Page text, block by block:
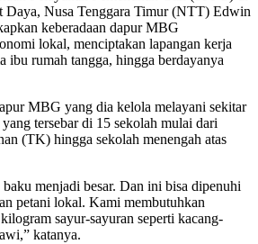
Daya, Nusa Tenggara Timur (NTT) Edwin
keberadaan dapur MBG
lokal, menciptakan lapangan kerja
ibu rumah tangga, hingga berdayanya
MBG yang dia kelola melayani sekitar
tersebar di 15 sekolah mulai dari
(TK) hingga sekolah menengah atas
menjadi besar. Dan ini bisa dipenuhi
petani lokal. Kami membutuhkan
sayur-sayuran seperti kacang-
katanya.